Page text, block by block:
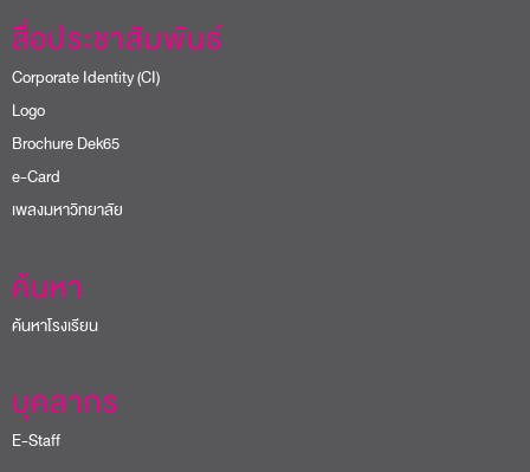
สื่อประชาสัมพันธ์
Corporate Identity (CI)
Logo
Brochure Dek65
e-Card
เพลงมหาวิทยาลัย
ค้นหา
ค้นหาโรงเรียน
บุคลากร
E-Staff